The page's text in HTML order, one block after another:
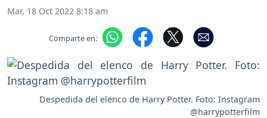
Mar, 18 Oct 2022 8:18 am
Comparte en:
Despedida del elenco de Harry Potter. Foto: Instagram
@harrypotterfilm